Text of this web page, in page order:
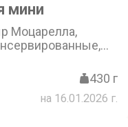
мини
Моцарелла,
430 г
на 16.01.2026 г.